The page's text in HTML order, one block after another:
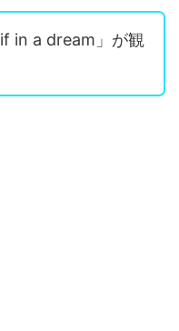
in a dream」が観